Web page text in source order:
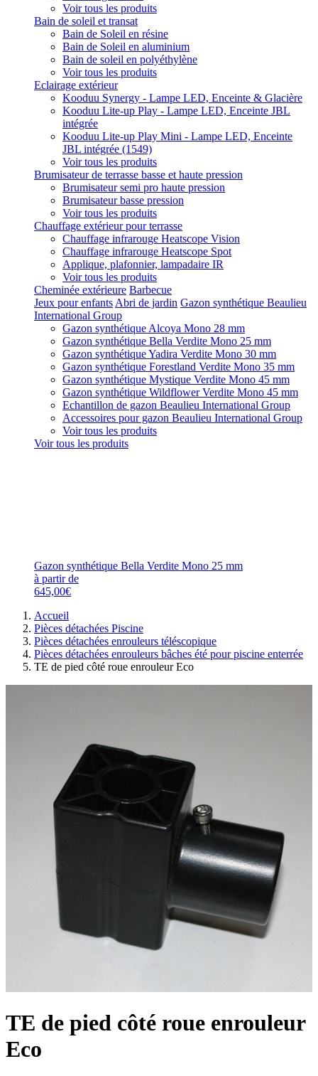
Voir tous les produits
Bain de soleil et transat
Bain de Soleil en résine
Bain de Soleil en aluminium
Bain de soleil en polyéthylène
Voir tous les produits
Eclairage extérieur
Kooduu Synergy - Lampe LED, Enceinte & Glacière
Kooduu Lite-up Play - Lampe LED, Enceinte JBL
intégrée
Kooduu Lite-up Play Mini - Lampe LED, Enceinte
JBL intégrée (1549)
Voir tous les produits
Brumisateur de terrasse basse et haute pression
Brumisateur semi pro haute pression
Brumisateur basse pression
Voir tous les produits
Chauffage extérieur pour terrasse
Chauffage infrarouge Heatscope Vision
Chauffage infrarouge Heatscope Spot
Applique, plafonnier, lampadaire IR
Voir tous les produits
Cheminée extérieure Barbecue
Jeux pour enfants Abri de jardin Gazon synthétique Beaulieu
International Group
Gazon synthétique Alcoya Mono 28 mm
Gazon synthétique Bella Verdite Mono 25 mm
Gazon synthétique Yadira Verdite Mono 30 mm
Gazon synthétique Forestland Verdite Mono 35 mm
Gazon synthétique Mystique Verdite Mono 45 mm
Gazon synthétique Wildflower Verdite Mono 45 mm
Echantillon de gazon Beaulieu International Group
Accessoires pour gazon Beaulieu International Group
Voir tous les produits
Voir tous les produits
Gazon synthétique Bella Verdite Mono 25 mm
à partir de
645,00€
Accueil
Pièces détachées Piscine
Pièces détachées enrouleurs téléscopique
Pièces détachées enrouleurs bâches été pour piscine enterrée
TE de pied côté roue enrouleur Eco
TE de pied côté roue enrouleur
Eco